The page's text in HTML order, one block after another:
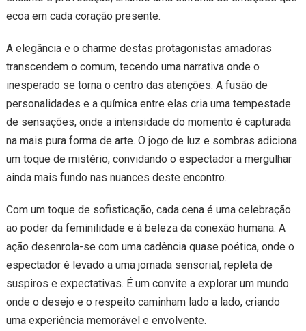
ecoa em cada coração presente.
A elegância e o charme destas protagonistas amadoras
transcendem o comum, tecendo uma narrativa onde o
inesperado se torna o centro das atenções. A fusão de
personalidades e a química entre elas cria uma tempestade
de sensações, onde a intensidade do momento é capturada
na mais pura forma de arte. O jogo de luz e sombras adiciona
um toque de mistério, convidando o espectador a mergulhar
ainda mais fundo nas nuances deste encontro.
Com um toque de sofisticação, cada cena é uma celebração
ao poder da feminilidade e à beleza da conexão humana. A
ação desenrola-se com uma cadência quase poética, onde o
espectador é levado a uma jornada sensorial, repleta de
suspiros e expectativas. É um convite a explorar um mundo
onde o desejo e o respeito caminham lado a lado, criando
uma experiência memorável e envolvente.